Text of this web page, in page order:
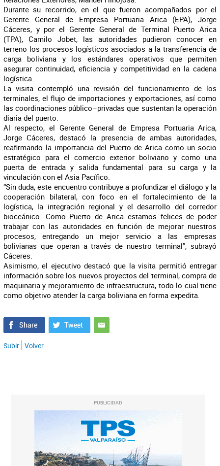
Durante su recorrido, en el que fueron acompañados por el
Gerente General de Empresa Portuaria Arica (EPA), Jorge
Cáceres, y por el Gerente General de Terminal Puerto Arica
(TPA), Camilo Jobet, las autoridades pudieron conocer en
terreno los procesos logísticos asociados a la transferencia de
carga boliviana y los estándares operativos que permiten
asegurar continuidad, eficiencia y competitividad en la cadena
logística.
La visita contempló una revisión del funcionamiento de los
terminales, el flujo de importaciones y exportaciones, así como
las coordinaciones público–privadas que sustentan la operación
diaria del puerto.
Al respecto, el Gerente General de Empresa Portuaria Arica,
Jorge Cáceres, destacó la presencia de ambas autoridades,
reafirmando la importancia del Puerto de Arica como un socio
estratégico para el comercio exterior boliviano y como una
puerta de entrada y salida fundamental para su carga y la
vinculación con el Asia Pacífico.
“Sin duda, este encuentro contribuye a profundizar el diálogo y la
cooperación bilateral, con foco en el fortalecimiento de la
logística, la integración regional y el desarrollo del corredor
bioceánico. Como Puerto de Arica estamos felices de poder
trabajar con las autoridades en función de mejorar nuestros
procesos, entregando un mejor servicio a las empresas
bolivianas que operan a través de nuestro terminal”, subrayó
Cáceres.
Asimismo, el ejecutivo destacó que la visita permitió entregar
información sobre los nuevos proyectos del terminal, compra de
maquinaria y mejoramiento de infraestructura, todo lo cual tiene
como objetivo atender la carga boliviana en forma expedita.
Subir Volver
PUBLICIDAD